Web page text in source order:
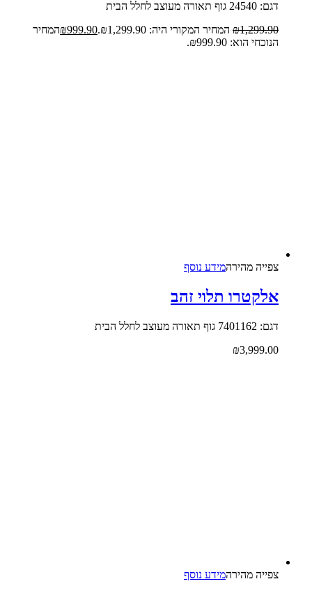
דגם: 24540 גוף תאורה מעוצב לחלל הבית
₪1,299.90 המחיר המקורי היה: ₪1,299.90. ₪999.90
המחיר
הנוכחי הוא: ₪999.90.
צפייה‬ ‫מהירה‬מידע נוסף
אלקטרו תלוי זהב
דגם: 7401162 גוף תאורה מעוצב לחלל הבית
₪3,999.00
צפייה‬ ‫מהירה‬מידע נוסף